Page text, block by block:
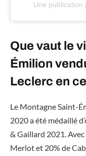
Une publication
Que vaut le
Émilion
Leclerc en
Le Montagne Saint-
2020 a été médaillé
& Gaillard 2021. Avec
Merlot et 20% de